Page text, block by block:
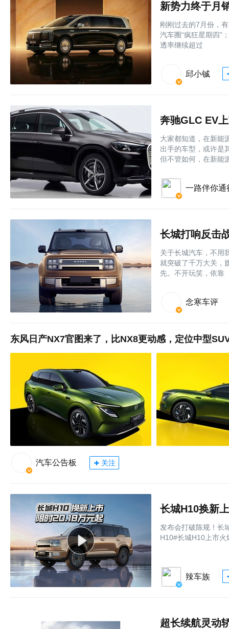
新势力终于月
刚刚过去的7月份，
汽车圈“疯狂星期四”
透率继续超过
邱小铖
奔驰GLC EV
大家都知道，在新能
出手的车型，或许是
但不管如何，在新能
一路伴你通
关于长城汽车，不用
就突破了千万大关，
先。不开玩笑，依靠
念寒车评
东风日产NX7官图来了，比NX8更动感，定位中型
汽车公告板 关注
长城H10换新
发布会打破陈规！长
H10#长城H10上市火
辣车族
超长续航灵动